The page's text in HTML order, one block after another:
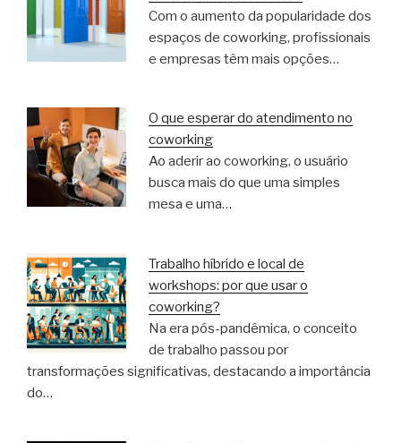
Com o aumento da popularidade dos
espaços de coworking, profissionais
e empresas têm mais opções…
O que esperar do atendimento no
coworking
Ao aderir ao coworking, o usuário
busca mais do que uma simples
mesa e uma…
Trabalho híbrido e local de
workshops: por que usar o
coworking?
Na era pós-pandêmica, o conceito
de trabalho passou por
transformações significativas, destacando a importância
do…